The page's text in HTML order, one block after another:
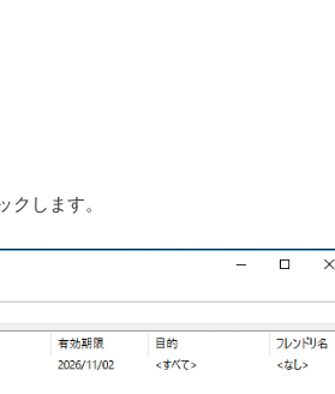
します。